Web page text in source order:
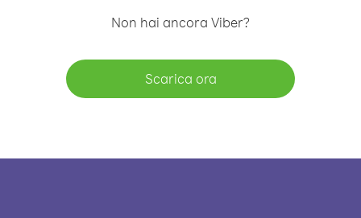
Non hai ancora Viber?
Scarica ora